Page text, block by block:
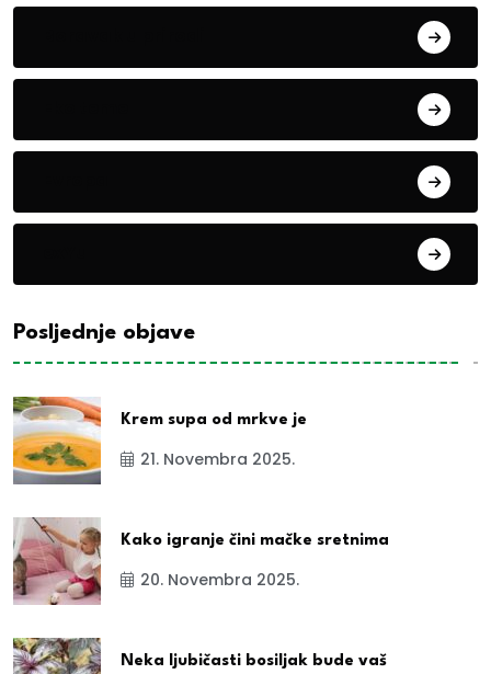
Posljednje objave
Krem supa od mrkve je
21. Novembra 2025.
Kako igranje čini mačke sretnima
20. Novembra 2025.
Neka ljubičasti bosiljak bude vaš